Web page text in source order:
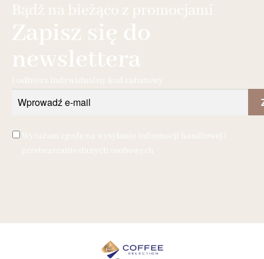
Bądź na bieżąco z promocjami
Zapisz się do
newslettera
i odbierz indywidualny kod rabatowy
Wyrażam zgodę na wysyłanie informacji handlowej i
przetwarzanie danych osobowych